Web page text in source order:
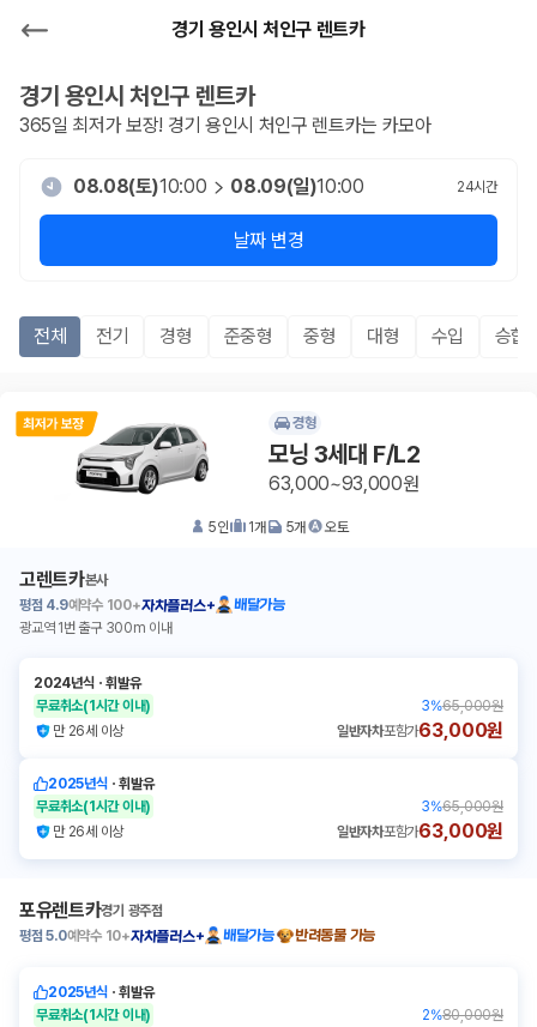
경기 용인시 처인구 렌트카
경기 용인시 처인구 렌트카
365일 최저가 보장! 경기 용인시 처인구 렌트카는 카모아
08.08(토)10:00 08.09(일)10:00 24시간
날짜 변경
전체 전기 경형 준중형 중형 대형 수입 승합
경형
모닝 3세대 F/L2
63,000~93,000원
5인 1개 5개 오토
고렌트카본사
평점 4.9예약수 100+자차플러스+
배달가능
광교역 1번 출구 300m 이내
2024년식 ㆍ휘발유
무료취소(1시간 이내) 3%65,000원
만 26세 이상
일반자차포함가63,000원
2025년식 ㆍ휘발유
무료취소(1시간 이내) 3%65,000원
만 26세 이상
일반자차포함가63,000원
포유렌트카경기 광주점
평점 5.0예약수 10+자차플러스+ 배달가능 반려동물 가능
2025년식 ㆍ휘발유
무료취소(1시간 이내) 2%80,000원